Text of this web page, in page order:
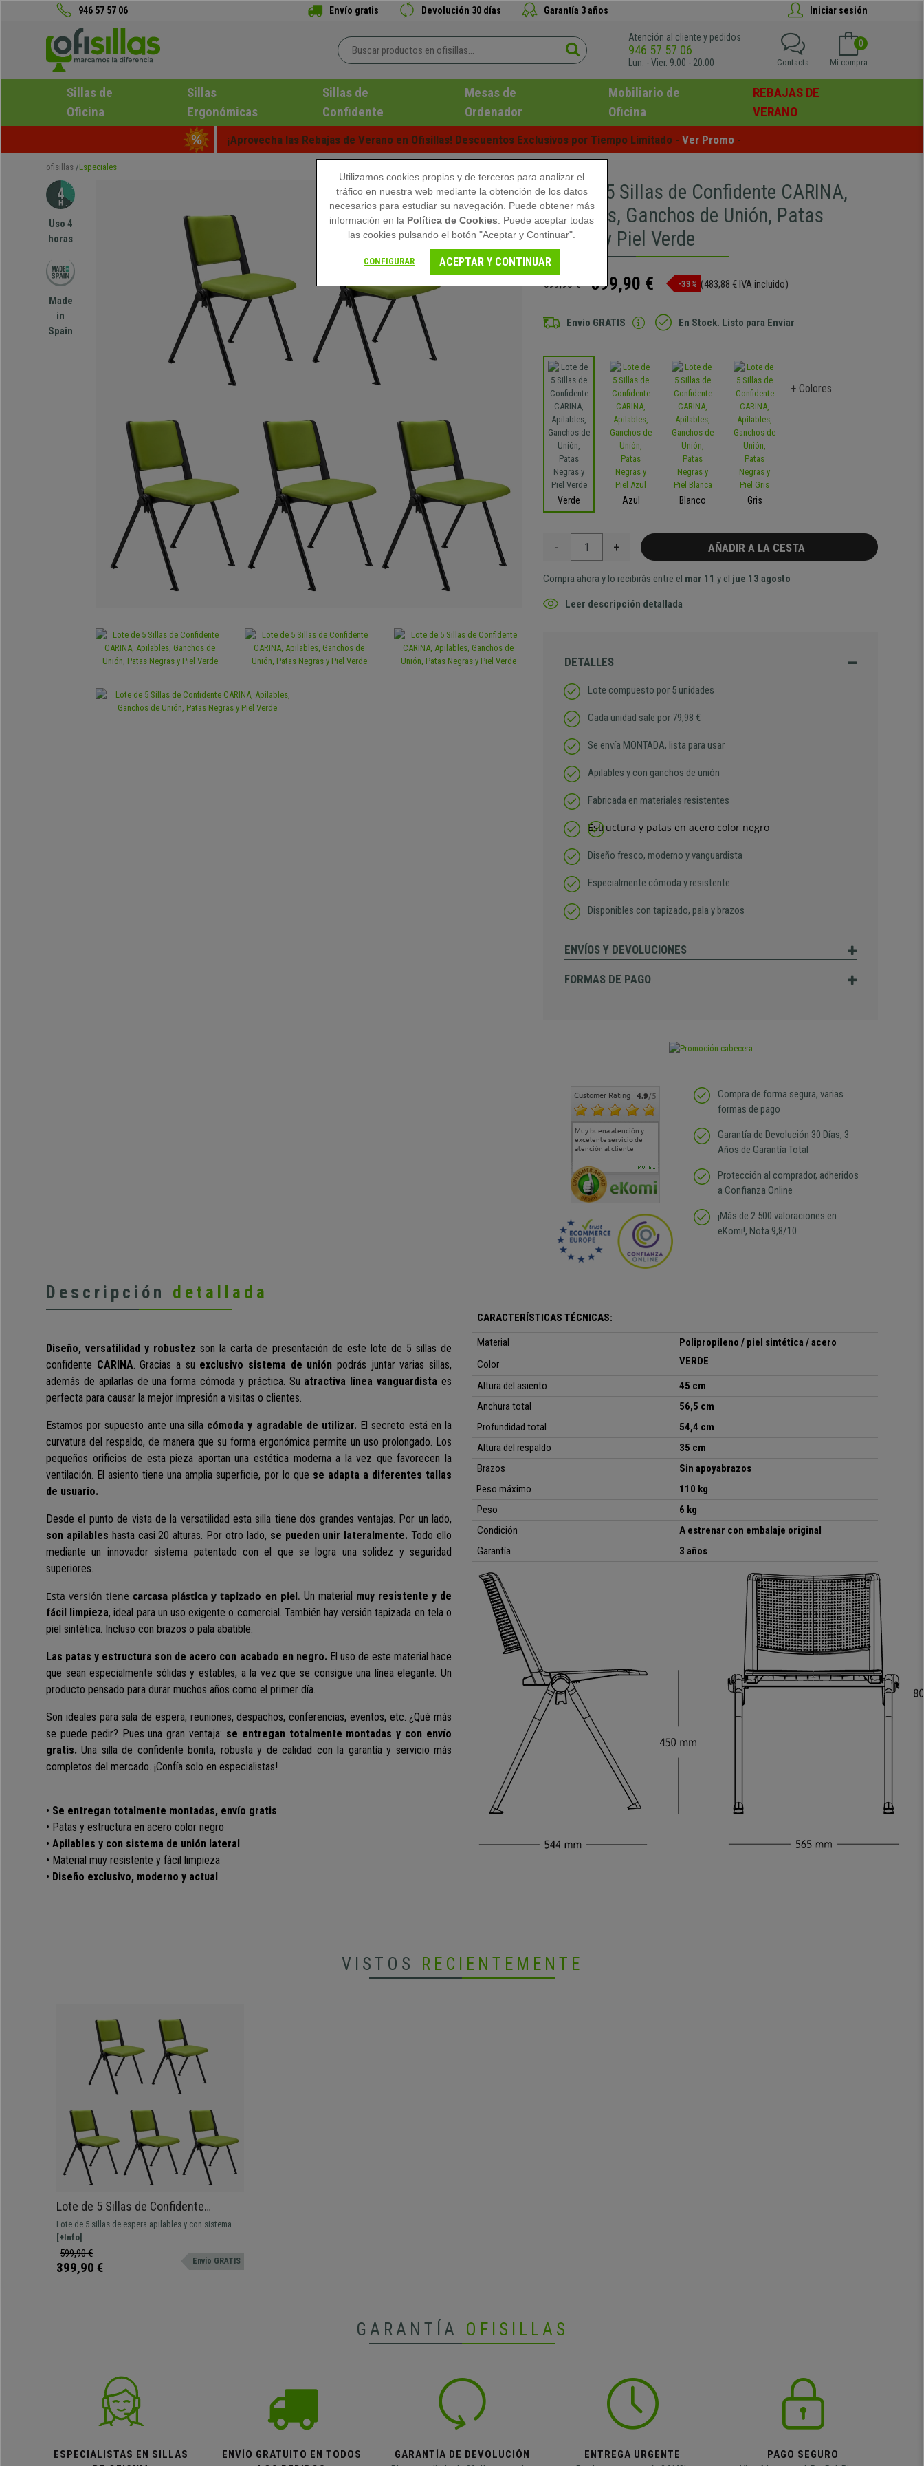
946 57 57 06 Envío gratis Devolución 30 días Garantía 3 años Iniciar sesión
Atención al cliente y pedidos
946 57 57 06
Lun. - Vier. 9:00 - 20:00
0
Mi compra
Contacta
Sillas de
Oficina
Sillas
Ergonómicas
Sillas de
Confidente
Mesas de
Ordenador
Mobiliario de
Oficina
REBAJAS DE
VERANO
¡Aprovecha las Rebajas de Verano en Ofisillas! Descuentos Exclusivos por Tiempo Limitado - Ver Promo -
ofisillas Especiales
Uso 4
horas
Made
in
Spain
Lote de 5 Sillas de Confidente CARINA,
Apilables, Ganchos de Unión, Patas
Negras y Piel Verde
599,90 € 399,90 € -33% (483,88 € IVA incluido)
Envio GRATIS En Stock. Listo para Enviar
Verde Azul Blanco Gris
+ Colores
- + AÑADIR A LA CESTA
Compra ahora y lo recibirás entre el mar 11 y el jue 13 agosto
Leer descripción detallada
DETALLES
Lote compuesto por 5 unidades
Cada unidad sale por 79,98 €
Se envía MONTADA, lista para usar
Apilables y con ganchos de unión
Fabricada en materiales resistentes
Estructura y patas en acero color negro
Diseño fresco, moderno y vanguardista
Especialmente cómoda y resistente
Disponibles con tapizado, pala y brazos
ENVÍOS Y DEVOLUCIONES
FORMAS DE PAGO
Customer Rating 4.9/5
Muy buena atención y
excelente servicio de
atención al cliente
Muy buena atención de
cara al asesoramiento
comercial y el envío ha
Si estoy contento
Excelente relacion
calidad precio Plazo de
MORE...
Compra de forma segura, varias
formas de pago
Garantía de Devolución 30 Días, 3
Años de Garantía Total
Protección al comprador, adheridos
a Confianza Online
¡Más de 2.500 valoraciones en
eKomi!, Nota 9,8/10
Descripción detallada
Diseño, versatilidad y robustez son la carta de presentación de este lote de 5 sillas de
confidente CARINA. Gracias a su exclusivo sistema de unión podrás juntar varias sillas,
además de apilarlas de una forma cómoda y práctica. Su atractiva línea vanguardista es
perfecta para causar la mejor impresión a visitas o clientes.
Estamos por supuesto ante una silla cómoda y agradable de utilizar. El secreto está en la
curvatura del respaldo, de manera que su forma ergonómica permite un uso prolongado. Los
pequeños orificios de esta pieza aportan una estética moderna a la vez que favorecen la
ventilación. El asiento tiene una amplia superficie, por lo que se adapta a diferentes tallas
de usuario.
Desde el punto de vista de la versatilidad esta silla tiene dos grandes ventajas. Por un lado,
son apilables hasta casi 20 alturas. Por otro lado, se pueden unir lateralmente. Todo ello
mediante un innovador sistema patentado con el que se logra una solidez y seguridad
superiores.
Esta versión tienecarcasa plástica y tapizado en piel. Un material muy resistente y de
fácil limpieza, ideal para un uso exigente o comercial. También hay versión tapizada en tela o
piel sintética. Incluso con brazos o pala abatible.
Las patas y estructura son de acero con acabado en negro. El uso de este material hace
que sean especialmente sólidas y estables, a la vez que se consigue una línea elegante. Un
producto pensado para durar muchos años como el primer día.
Son ideales para sala de espera, reuniones, despachos, conferencias, eventos, etc. ¿Qué más
se puede pedir? Pues una gran ventaja: se entregan totalmente montadas y con envío
gratis. Una silla de confidente bonita, robusta y de calidad con la garantía y servicio más
completos del mercado. ¡Confía solo en especialistas!
• Se entregan totalmente montadas, envío gratis
• Patas y estructura en acero color negro
• Apilables y con sistema de unión lateral
• Material muy resistente y fácil limpieza
• Diseño exclusivo, moderno y actual
CARACTERÍSTICAS TÉCNICAS:
Material
Polipropileno / piel sintética / acero
Color
VERDE
Altura del asiento
45 cm
Anchura total
56,5 cm
Profundidad total
54,4 cm
Altura del respaldo
35 cm
Brazos
Sin apoyabrazos
Peso máximo
110 kg
Peso
6 kg
Condición
A estrenar con embalaje original
Garantía
3 años
VISTOS RECIENTEMENTE
Lote de 5 Sillas de Confidente
CARINA, Apilables, Ganchos de Unión,
Patas Negras y Piel Verde
Lote de 5 sillas de espera apilables y con sistema de
ganchos de unión. Atractiva línea moderna,
disponibles con tapizado, pala y brazos.
[+Info]
599,90 €
399,90 € Envio GRATIS
GARANTÍA OFISILLAS
ESPECIALISTAS EN SILLAS
ENVÍO GRATUITO EN TODOS
GARANTÍA DE DEVOLUCIÓN
ENTREGA URGENTE
PAGO SEGURO
Utilizamos cookies propias y de terceros para analizar el
tráfico en nuestra web mediante la obtención de los datos
necesarios para estudiar su navegación. Puede obtener más
información en la Política de Cookies . Puede aceptar todas
las cookies pulsando el botón "Aceptar y Continuar".
CONFIGURAR ACEPTAR Y CONTINUAR